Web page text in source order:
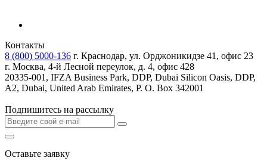
Контакты
8 (800) 5000-136 г. Краснодар, ул. Орджоникидзе 41, офис 23
г. Москва, 4-й Лесной переулок, д. 4, офис 428
20335-001, IFZA Business Park, DDP, Dubai Silicon Oasis, DDP,
A2, Dubai, United Arab Emirates, P. O. Box 342001
Подпишитесь на рассылку
Оставьте заявку